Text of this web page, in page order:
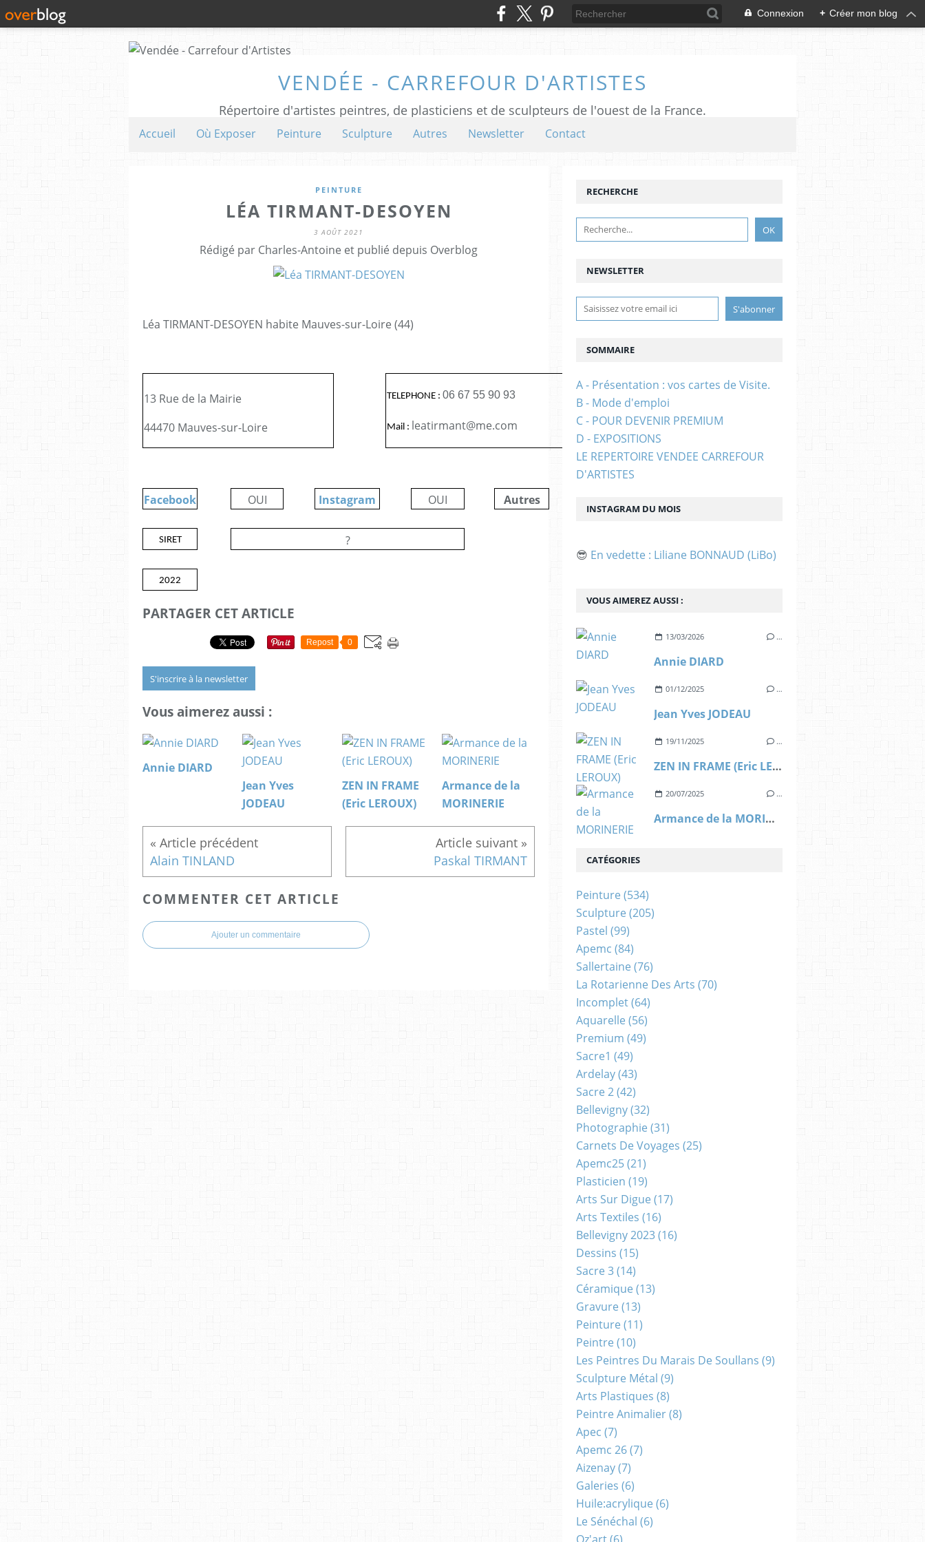
Connexion + Créer mon blog
VENDÉE - CARREFOUR D'ARTISTES
Répertoire d'artistes peintres, de plasticiens et de sculpteurs de l'ouest de la France.
Accueil Où Exposer Peinture Sculpture Autres Newsletter Contact
PEINTURE
LÉA TIRMANT-DESOYEN
3 AOÛT 2021
Rédigé par Charles-Antoine et publié depuis Overblog
Léa TIRMANT-DESOYEN habite Mauves-sur-Loire (44)
13 Rue de la Mairie
44470 Mauves-sur-Loire
TELEPHONE : 06 67 55 90 93
Mail : leatirmant@me.com
Facebook OUI Instagram OUI Autres
SIRET ?
2022
PARTAGER CET ARTICLE
Repost 0
S'inscrire à la newsletter
Vous aimerez aussi :
Annie DIARD
Jean Yves
JODEAU
ZEN IN FRAME
(Eric LEROUX)
Armance de la
MORINERIE
Alain TINLAND Paskal TIRMANT
COMMENTER CET ARTICLE
Ajouter un commentaire
NEWSLETTER
RECHERCHE
VOUS AIMEREZ AUSSI :
13/03/2026 …
Annie DIARD
01/12/2025 …
Jean Yves JODEAU
19/11/2025 …
ZEN IN FRAME (Eric LEROUX)
20/07/2025 …
Armance de la MORINERIE
SOMMAIRE
A - Présentation : vos cartes de Visite.
B - Mode d'emploi
C - POUR DEVENIR PREMIUM
D - EXPOSITIONS
LE REPERTOIRE VENDEE CARREFOUR
D'ARTISTES
CATÉGORIES
Peinture (534)
Sculpture (205)
Pastel (99)
Apemc (84)
Sallertaine (76)
La Rotarienne Des Arts (70)
Incomplet(64)
Aquarelle (56)
Premium (49)
Sacre1 (49)
Ardelay(43)
Sacre 2(42)
Bellevigny(32)
Photographie (31)
Carnets De Voyages (25)
Apemc25(21)
Plasticien (19)
Arts Sur Digue (17)
Arts Textiles (16)
Bellevigny 2023(16)
Dessins (15)
Sacre 3(14)
Céramique (13)
Gravure (13)
Peinture (11)
Peintre (10)
Les Peintres Du Marais De Soullans (9)
Sculpture Métal (9)
Arts Plastiques (8)
Peintre Animalier(8)
Apec (7)
Apemc 26(7)
Aizenay(7)
Galeries (6)
Huile:acrylique (6)
Le Sénéchal (6)
INSTAGRAM DU MOIS
😎 En vedette : Liliane BONNAUD (LiBo)